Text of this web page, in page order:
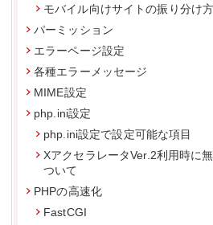
モバイル向けサイトの振り分け方
パーミッション
エラーページ設定
各種エラーメッセージ
MIME設定
php.ini設定
php.ini設定で設定可能な項目
XアクセラレータVer.2利用時に
ついて
PHPの高速化
FastCGI